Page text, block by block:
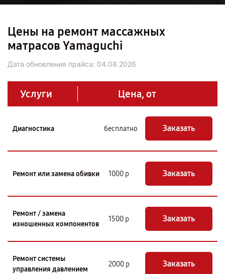
Цены на ремонт массажных
матрасов Yamaguchi
Дата обновления прайса: 04.08.2026
Услуги Цена, от
Диагностика бесплатно Заказать
Ремонт или замена обивки 1000 р Заказать
Ремонт / замена
изношенных компонентов
1500 р Заказать
Ремонт системы
управления давлением
2000 р Заказать